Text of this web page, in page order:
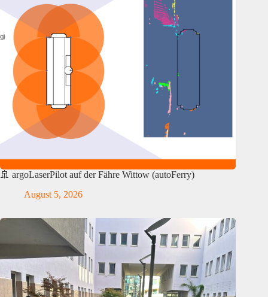
🚢 argoLaserPilot auf der Fähre Wittow (autoFerry)
August 5, 2026